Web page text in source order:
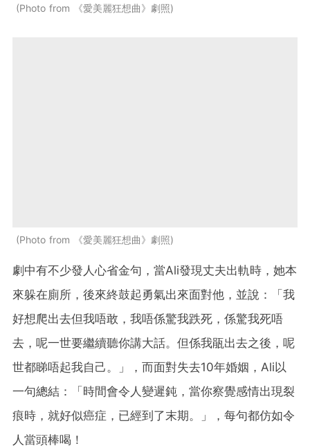
Photo from 《愛美麗狂想曲》劇照
Photo from 《愛美麗狂想曲》劇照
劇中有不少發人心省金句，當Ali發現丈夫出軌時，她本
來躲在廁所，後來終鼓起勇氣出來面對他，並說：「我
好想爬出去但我唔敢，我唔係驚我跌死，係驚我死唔
去，呢一世要繼續聽你講大話。但係我瓹出去之後，呢
世都睇唔起我自己。」，而面對失去10年婚姻，Ali以
一句總結：「時間會令人變遲鈍，當你察覺感情出現裂
痕時，就好似癌症，已經到了末期。」，每句都仿如令
人當頭棒喝！